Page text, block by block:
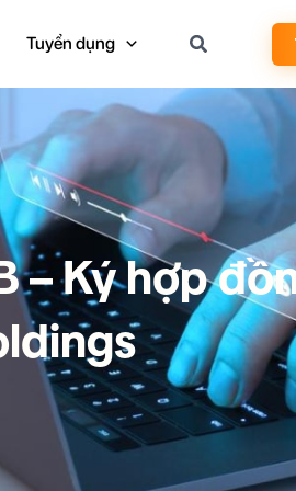
Tuyển dụng
– Ký hợp